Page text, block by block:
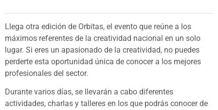
Llega otra edición de Orbitas, el evento que reúne a los
máximos referentes de la creatividad nacional en un solo
lugar. Si eres un apasionado de la creatividad, no puedes
perderte esta oportunidad única de conocer a los mejores
profesionales del sector.
Durante varios días, se llevarán a cabo diferentes
actividades, charlas y talleres en los que podrás conocer de